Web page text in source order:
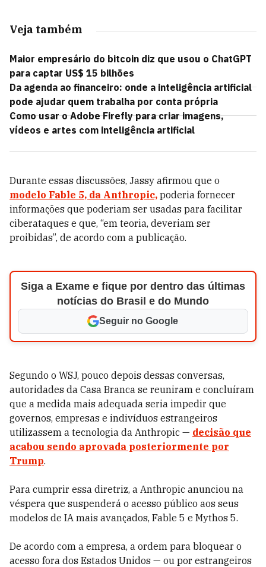
Veja também
Maior empresário do bitcoin diz que usou o ChatGPT
para captar US$ 15 bilhões
Da agenda ao financeiro: onde a inteligência artificial
pode ajudar quem trabalha por conta própria
Como usar o Adobe Firefly para criar imagens,
vídeos e artes com inteligência artificial
Durante essas discussões, Jassy afirmou que o
modelo Fable 5, da Anthropic, poderia fornecer
informações que poderiam ser usadas para facilitar
ciberataques e que, “em teoria, deveriam ser
proibidas”, de acordo com a publicação.
Siga a Exame e fique por dentro das últimas
notícias do Brasil e do Mundo
Seguir no Google
Segundo o WSJ, pouco depois dessas conversas,
autoridades da Casa Branca se reuniram e concluíram
que a medida mais adequada seria impedir que
governos, empresas e indivíduos estrangeiros
utilizassem a tecnologia da Anthropic — decisão que
acabou sendo aprovada posteriormente por
Trump.
Para cumprir essa diretriz, a Anthropic anunciou na
véspera que suspenderá o acesso público aos seus
modelos de IA mais avançados, Fable 5 e Mythos 5.
De acordo com a empresa, a ordem para bloquear o
acesso fora dos Estados Unidos — ou por estrangeiros